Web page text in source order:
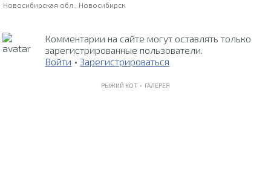
Новосибирская обл., Новосибирск
Комментарии на сайте могут оставлять только
зарегистрированные пользователи.
Войти •Зарегистрироваться
РЫЖИЙ КОТ • ГАЛЕРЕЯ